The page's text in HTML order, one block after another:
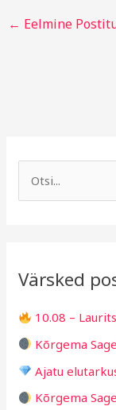
← Eelmine
c
f
o
r
:
Värsked
10.08 –
Kõrgema
Ajatu
Kõrgema
g
i
d